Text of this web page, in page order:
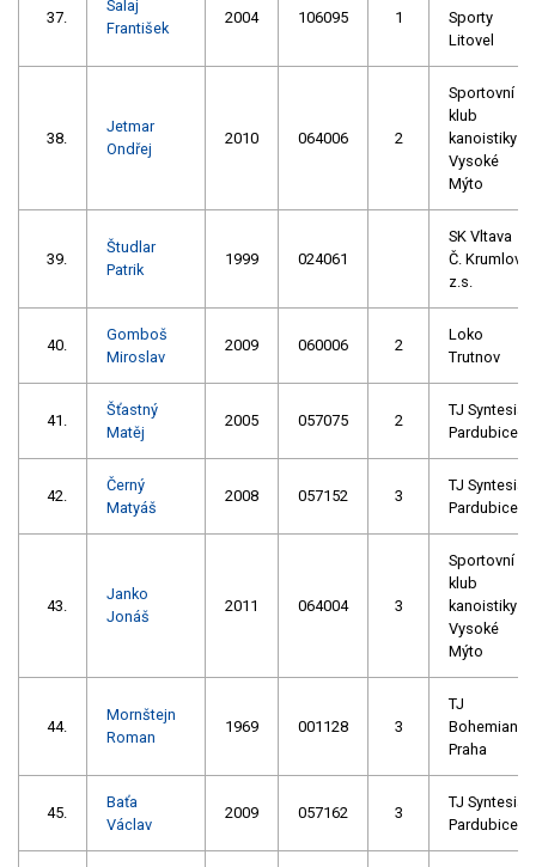
37.
Salaj
František
2004 106095 1
Sporty
Litovel
38.
Jetmar
Ondřej
2010 064006 2
Sportovní
klub
kanoistiky
Vysoké
Mýto
39.
Študlar
Patrik
1999 024061
SK Vltava
Č. Krumlov
z.s.
40.
Gomboš
Miroslav
2009 060006 2
Loko
Trutnov
41.
Šťastný
Matěj
2005 057075 2
TJ Syntesia
Pardubice
42.
Černý
Matyáš
2008 057152 3
TJ Syntesia
Pardubice
43.
Janko
Jonáš
2011 064004 3
Sportovní
klub
kanoistiky
Vysoké
Mýto
44.
Mornštejn
Roman
1969 001128 3
TJ
Bohemians
Praha
45.
Baťa
Václav
2009 057162 3
TJ Syntesia
Pardubice